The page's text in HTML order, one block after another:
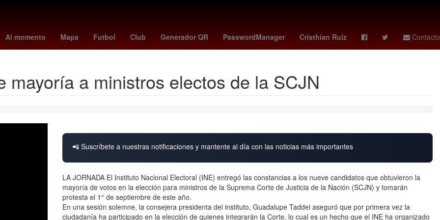
Al momento Mapa Futbol Club Generador QR PasswordManager Cristhian Ruiz Contacto
Rosario toluca vs santos Germán Berterame atlas vs pachuca femenil Rogelio Funes Mori España
mayoría a ministros electos de la SCJN
📲 Suscríbete a nuestras notificaciones y mantente al día con las noticias más importantes
LA JORNADA El Instituto Nacional Electoral (INE) entregó las constancias a los nueve candidatos que obtuvieron la
mayoría de votos en la elección para ministros de la Suprema Corte de Justicia de la Nación (SCJN) y tomarán
protesta el 1° de septiembre de este año.
En una sesión solemne, la consejera presidenta del instituto, Guadalupe Taddei aseguró que por primera vez la
ciudadanía ha participado en la elección de quienes integrarán la Corte, lo cual es un hecho que el INE ha organizado